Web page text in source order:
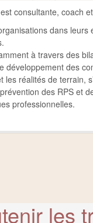
consultante, coach
dans leurs
à travers des
des
réalités de terrain,
des RPS et
professionnelles.
les